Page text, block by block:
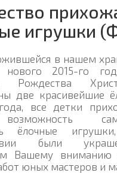
игрушки
в нашем
2015-го
Рождества
две красивейшие
все детки
ёлочные
были
Вашему вниманию
юных мастеров и